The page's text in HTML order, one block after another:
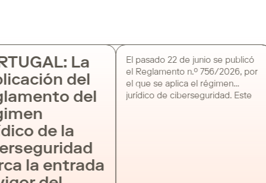
La
del
del
de la
la entrada
El pasado 22 de junio se publicó
el Reglamento n.º 756/2026, por
el que se aplica el régimen
jurídico de ciberseguridad. Este